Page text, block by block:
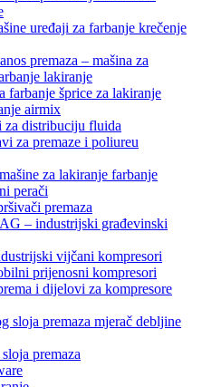
uređaji za farbanje krečenje
premaza – mašina za
lakiranje
farbanje šprice za lakiranje
airmix
za distribuciju fluida
za premaze i poliureu
za lakiranje farbanje
perači
premaza
– industrijski građevinski
vijčani kompresori
prijenosni kompresori
i dijelovi za kompresore
sloja premaza mjerač debljine
premaza